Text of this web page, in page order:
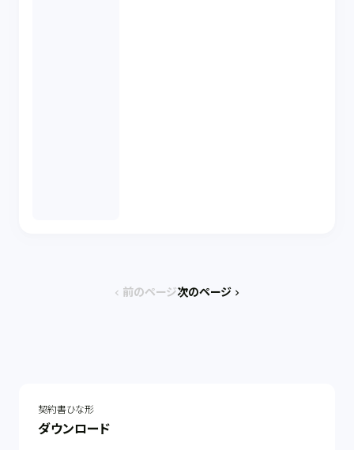
chevron_left 前のページ次のページ chevron_right
契約書ひな形
ダウンロード